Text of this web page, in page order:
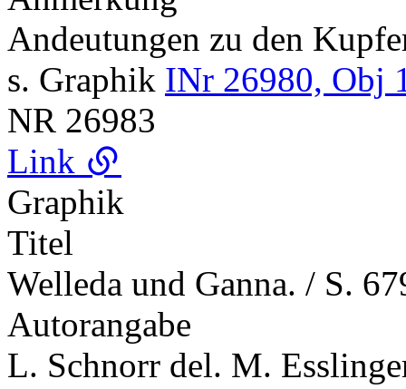
Andeutungen zu den
s. Graphik INr 26980, Obj
NR 26983
Link
Graphik
Titel
Welleda und Ganna. / S.
Autorangabe
L. Schnorr del. M.